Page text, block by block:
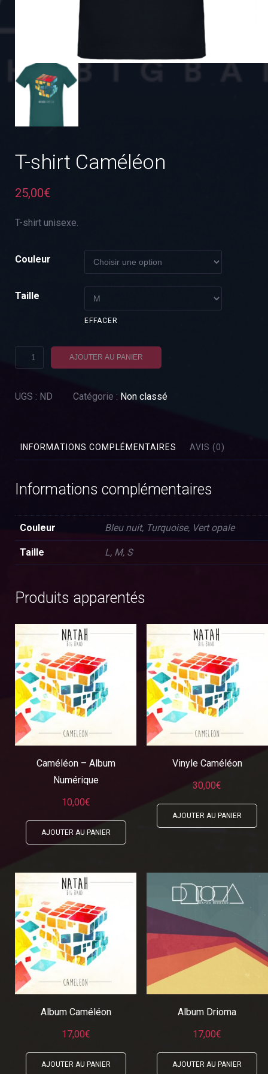
T-shirt Caméléon
25,00€
T-shirt unisexe.
Couleur
Taille
EFFACER
quantité
T-
AJOUTER AU PANIER
UGS : ND Catégorie : Non classé
INFORMATIONS COMPLÉMENTAIRES AVIS (0)
Informations complémentaires
Couleur Bleu nuit, Turquoise, Vert opale
Taille L, M, S
Produits apparentés
Caméléon – Album
Numérique
10,00€
AJOUTER AU PANIER
Vinyle Caméléon
30,00€
AJOUTER AU PANIER
Album Caméléon
17,00€
AJOUTER AU PANIER
Album Drioma
17,00€
AJOUTER AU PANIER